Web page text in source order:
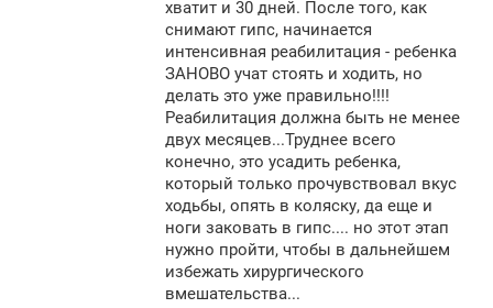
хватит и 30 дней. После того, как
снимают гипс, начинается
интенсивная реабилитация - ребенка
ЗАНОВО учат стоять и ходить, но
делать это уже правильно!!!!
Реабилитация должна быть не менее
двух месяцев...Труднее всего
конечно, это усадить ребенка,
который только прочувствовал вкус
ходьбы, опять в коляску, да еще и
ноги заковать в гипс.... но этот этап
нужно пройти, чтобы в дальнейшем
избежать хирургического
вмешательства...